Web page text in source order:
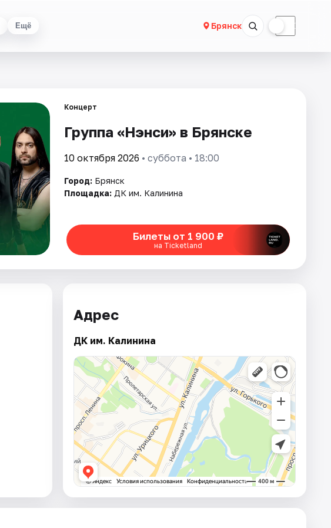
Ещё Брянск ☾
Концерт
Группа «Нэнси» в Брянске
10 октября 2026 • суббота • 18:00
Город: Брянск
Площадка: ДК им. Калинина
Билеты от 1 900 ₽
на Ticketland
Адрес
ДК им. Калинина